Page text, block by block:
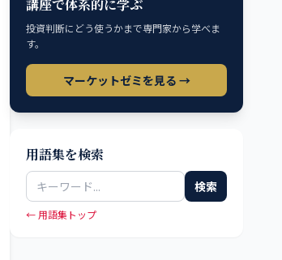
講座で体系的に学ぶ
投資判断にどう使うかまで専門家から学べま
す。
マーケットゼミを見る →
用語集を検索
検索
← 用語集トップ